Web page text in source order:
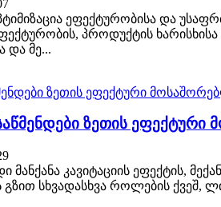
ეფექტურობისა და
პროდუქტის
და მე...
ზეთის
კავიტაციის ეფექტის,
გზით სხვადასხვა როლების ქვეშ,